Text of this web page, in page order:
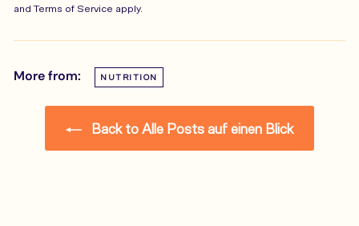
andTerms of Service apply.
More from: NUTRITION
Back to Alle Posts auf einen Blick